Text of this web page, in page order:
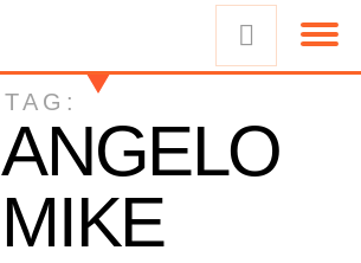
TAG:
ANGELO
MIKE